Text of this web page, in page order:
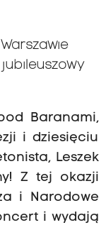
Baranami,
i dziesięciu
Leszek
Z tej okazji
i Narodowe
i wydają